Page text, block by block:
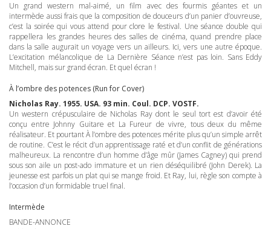
Un grand western mal-aimé, un film avec des fourmis géantes et un
intermède aussi frais que la composition de douceurs d’un panier d’ouvreuse,
c’est la soirée qui vous attend pour clore le festival. Une séance double qui
rappellera les grandes heures des salles de cinéma, quand prendre place
dans la salle augurait un voyage vers un ailleurs. Ici, vers une autre époque.
L’excitation mélancolique de La Dernière Séance n’est pas loin. Sans Eddy
Mitchell, mais sur grand écran. Et quel écran !
À l’ombre des potences (Run for Cover)
Nicholas Ray. 1955. USA. 93 min. Coul. DCP. VOSTF.
Un western crépusculaire de Nicholas Ray dont le seul tort est d’avoir été
conçu entre Johnny Guitare et La Fureur de vivre, tous deux du même
réalisateur. Et pourtant À l’ombre des potences mérite plus qu’un simple arrêt
de routine. C’est le récit d’un apprentissage raté et d’un conflit de générations
malheureux. La rencontre d’un homme d’âge mûr (James Cagney) qui prend
sous son aile un post-ado immature et un rien déséquilibré (John Derek). La
jeunesse est parfois un plat qui se mange froid. Et Ray, lui, règle son compte à
l’occasion d’un formidable truel final.
Intermède
BANDE-ANNONCE